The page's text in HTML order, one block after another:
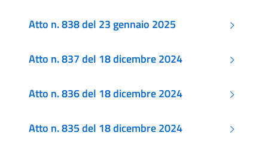
Atto n. 838 del 23 gennaio 2025
Atto n. 837 del 18 dicembre 2024
Atto n. 836 del 18 dicembre 2024
Atto n. 835 del 18 dicembre 2024